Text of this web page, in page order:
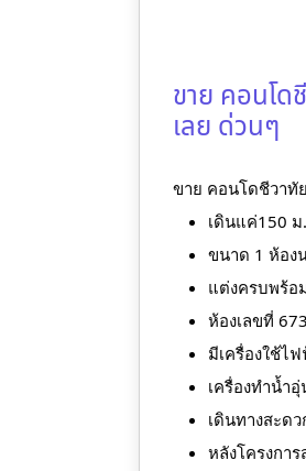
ขาย คอนโด
เลย ด่วนๆ
ขาย คอนโดชีวาทั
เดินแค่150 ม
ขนาด 1 ห้อง
แต่งครบพร้อ
ห้องเลขที่
มีเครื่องใช้ไ
เครื่องทํานํ้า
เดินทางสะด
หลังโครงกา